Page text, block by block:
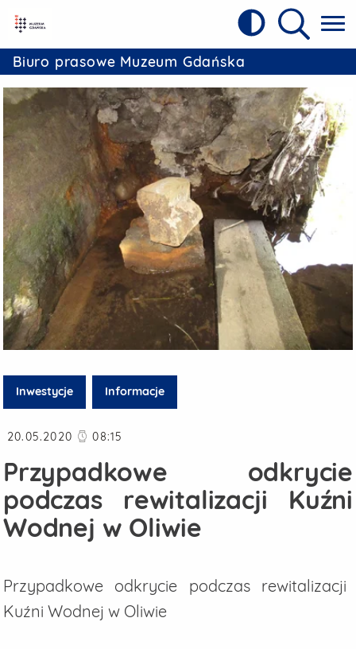
Referat Prasowy Urzędu Miejskiego w
Kontrast
Biuro prasowe Muzeum Gdańska
Inwestycje Informacje
Data publikacji
20.05.2020 08:15
Przypadkowe odkrycie
podczas rewitalizacji Kuźni
Wodnej w Oliwie
Przypadkowe odkrycie podczas rewitalizacji
Kuźni Wodnej w Oliwie